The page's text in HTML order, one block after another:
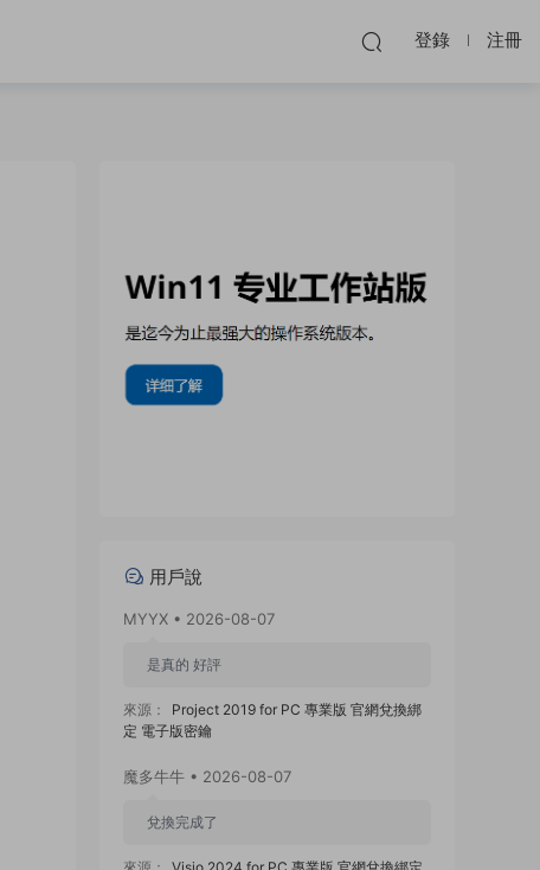
登錄 注冊
用戶說
MYYX • 2026-08-07
是真的 好評
來源：
Project 2019 for PC 專業版 官網兌換綁
定 電子版密鑰
魔多牛牛 • 2026-08-07
兌換完成了